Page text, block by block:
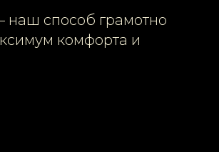
наш способ грамотно
комфорта и